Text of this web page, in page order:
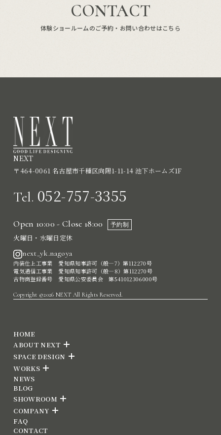
CONTACT
体験ショールームのご予約・お問い合わせはこちら
NEXT
〒464-0061 名古屋市千種区向陽1-11-14 池下ホームズ1F
Tel. 052-757-3355
Open 10:00 - Close 18:00 予約制
火曜日・水曜日定休
next_yk.nagoya
内装仕上工事業 愛知県知事許可（般―7）第112270号
電気通信工事業 愛知県知事許可（般―8）第112270号
古物商登録番号 愛知県公安委員会 第541012306000号
Copyright ©2026 NEXT All Rights Reserved.
HOME
ABOUT NEXT
SPACE DESIGN
WORKS
NEWS
BLOG
SHOWROOM
COMPANY
FAQ
CONTACT